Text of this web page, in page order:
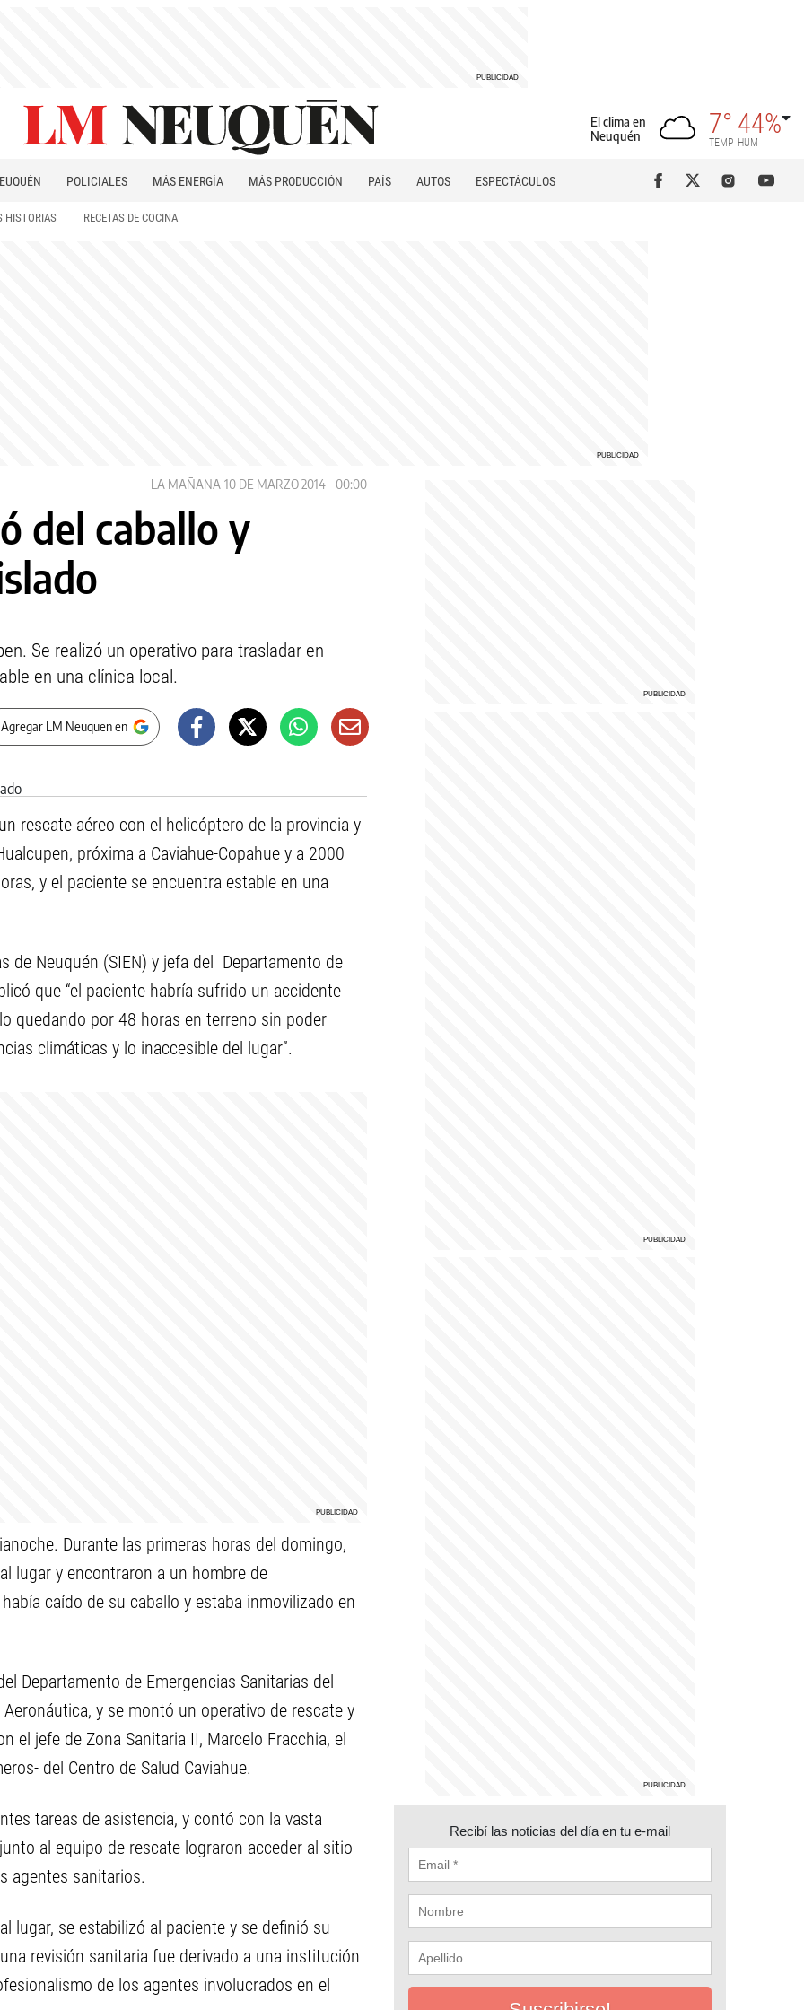
El clima en
Neuquén
7°
TEMP
44%
HUM
POLICIALES MÁS ENERGÍA MÁS PRODUCCIÓN PAÍS AUTOS
ESPECTÁCULOS
HISTORIAS RECETAS DE COCINA
LA MAÑANA 10 DE MARZO 2014 - 00:00
del caballo y
Se realizó un operativo para trasladar en
en una clínica local.
LM Neuquen en
rescate aéreo con el helicóptero de la provincia y
próxima a Caviahue-Copahue y a 2000
y el paciente se encuentra estable en una
de Neuquén (SIEN) y jefa del Departamento de
que “el paciente habría sufrido un accidente
quedando por 48 horas en terreno sin poder
climáticas y lo inaccesible del lugar”.
Durante las primeras horas del domingo,
lugar y encontraron a un hombre de
caído de su caballo y estaba inmovilizado en
Departamento de Emergencias Sanitarias del
y se montó un operativo de rescate y
el jefe de Zona Sanitaria II, Marcelo Fracchia, el
del Centro de Salud Caviahue.
tareas de asistencia, y contó con la vasta
al equipo de rescate lograron acceder al sitio
agentes sanitarios.
lugar, se estabilizó al paciente y se definió su
revisión sanitaria fue derivado a una institución
de los agentes involucrados en el
Recibí las noticias del día en tu e-mail